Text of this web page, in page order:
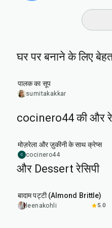
घर पर बनाने के लिए
पालक का सूप
sumitakakkar
cocinero44 की और
मोज़रेला और ज़ुकीनी के साथ क्रेप्स
C cocinero44
और Dessert रेसिपी
बादाम पट्टी (Almond Brittle)
leenakohli 5.0